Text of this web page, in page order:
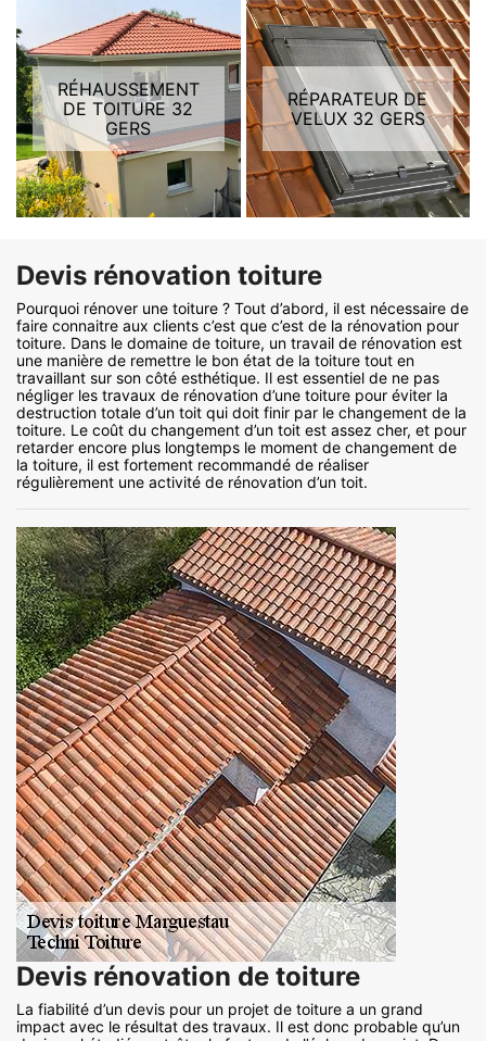
RÉHAUSSEMENT
DE TOITURE 32
GERS
RÉPARATEUR DE
VELUX 32 GERS
Devis rénovation toiture
Pourquoi rénover une toiture ? Tout d’abord, il est nécessaire de
faire connaitre aux clients c’est que c’est de la rénovation pour
toiture. Dans le domaine de toiture, un travail de rénovation est
une manière de remettre le bon état de la toiture tout en
travaillant sur son côté esthétique. Il est essentiel de ne pas
négliger les travaux de rénovation d’une toiture pour éviter la
destruction totale d’un toit qui doit finir par le changement de la
toiture. Le coût du changement d’un toit est assez cher, et pour
retarder encore plus longtemps le moment de changement de
la toiture, il est fortement recommandé de réaliser
régulièrement une activité de rénovation d’un toit.
Devis rénovation de toiture
La fiabilité d’un devis pour un projet de toiture a un grand
impact avec le résultat des travaux. Il est donc probable qu’un